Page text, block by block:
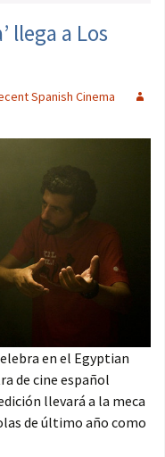
llega a Los
Spanish Cinema
en el Egyptian
de cine español
llevará a la meca
de último año como